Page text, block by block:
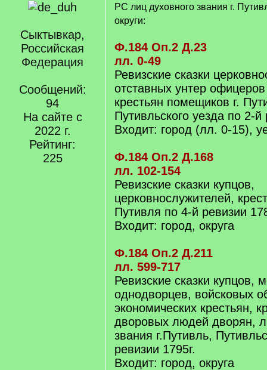
Сыктывкар,
Российская
Федерация
Сообщений:
94
На сайте с
2022 г.
Рейтинг:
225
РС лиц духовного звания г.
округи:
Ф.184 Оп.2 Д.23
лл. 0-49
Ревизские сказки
отставных унтер
крестьян помещиков г.
Путивльского уезда по 2-й
Входит: город (лл. 0-15),
Ф.184 Оп.2 Д.168
лл. 102-154
Ревизские сказки купцов,
церковнослужителей,
Путивля по 4-й ревизии
Входит: город, округа
Ф.184 Оп.2 Д.211
лл. 599-717
Ревизские сказки купцов,
однодворцев, войсковых
экономических крестьян,
дворовых людей дворян,
звания г.Путивль,
ревизии 1795г.
Входит: город, округа